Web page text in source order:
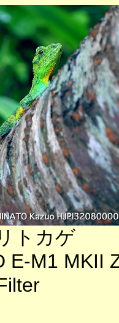
トカゲ
E-M1 MKII